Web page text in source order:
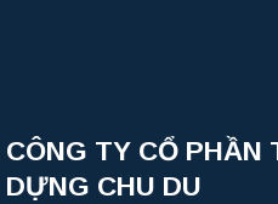
CÔNG TY CỔ PHẦN
DỰNG CHU DU